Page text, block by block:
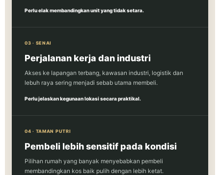
Perlu elak membandingkan unit yang tidak setara.
03 · SENAI
Perjalanan kerja dan industri
Akses ke lapangan terbang, kawasan industri, logistik dan
lebuh raya sering menjadi sebab utama membeli.
Perlu jelaskan kegunaan lokasi secara praktikal.
04 · TAMAN PUTRI
Pembeli lebih sensitif pada kondisi
Pilihan rumah yang banyak menyebabkan pembeli
membandingkan kos baik pulih dengan lebih ketat.